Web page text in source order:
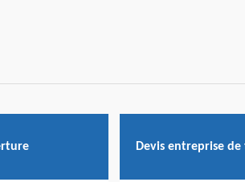
Devis entreprise